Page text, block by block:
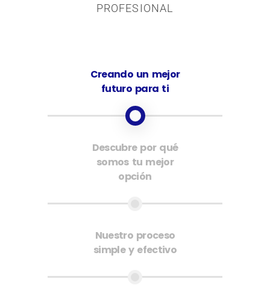
PROFESIONAL
Creando un mejor
futuro para ti
Descubre por qué
somos tu mejor
opción
Nuestro proceso
simple y efectivo